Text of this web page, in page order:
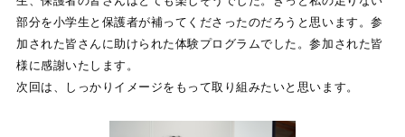
部分を小学生と保護者が補ってくださったのだろうと思います。参
加された皆さんに助けられた体験プログラムでした。参加された皆
様に感謝いたします。
次回は、しっかりイメージをもって取り組みたいと思います。